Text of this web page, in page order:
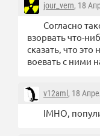
jour_vern, 18
Согласно
взорвать что-
сказать, что
воевать с ними
v12aml , 18
IMHO,